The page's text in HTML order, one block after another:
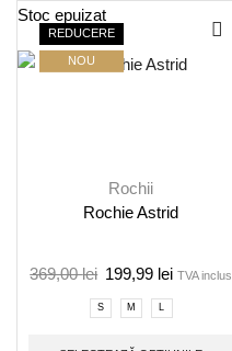
REDUCERE
NOU
Stoc epuizat
Rochii
Rochie Astrid
369,00lei 199,99 lei TVA inclus
S M L